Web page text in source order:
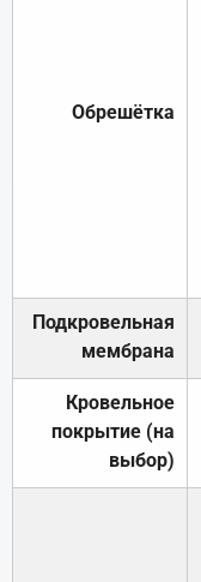
Обрешётка
Подкровельная
мембрана
Кровельное
покрытие (на
выбор)